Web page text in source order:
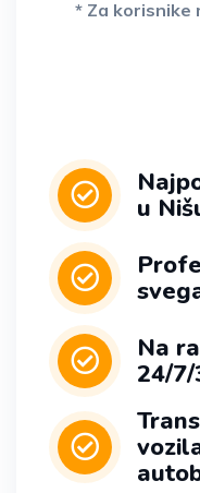
* Za korisnike
u
Na
24/